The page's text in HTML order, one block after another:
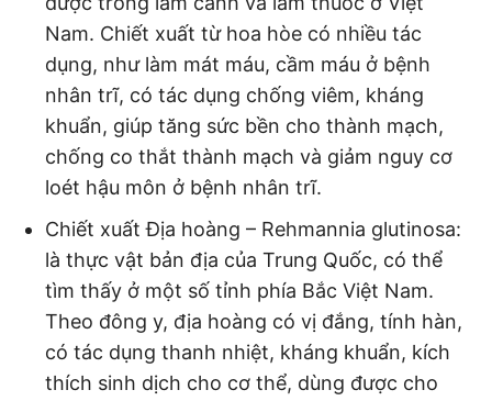
Nam. Chiết xuất từ hoa hòe có nhiều tác
dụng, như làm mát máu, cầm máu ở bệnh
nhân trĩ, có tác dụng chống viêm, kháng
khuẩn, giúp tăng sức bền cho thành mạch,
chống co thắt thành mạch và giảm nguy cơ
loét hậu môn ở bệnh nhân trĩ.
Chiết xuất Địa hoàng – Rehmannia glutinosa:
là thực vật bản địa của Trung Quốc, có thể
tìm thấy ở một số tỉnh phía Bắc Việt Nam.
Theo đông y, địa hoàng có vị đắng, tính hàn,
có tác dụng thanh nhiệt, kháng khuẩn, kích
thích sinh dịch cho cơ thể, dùng được cho